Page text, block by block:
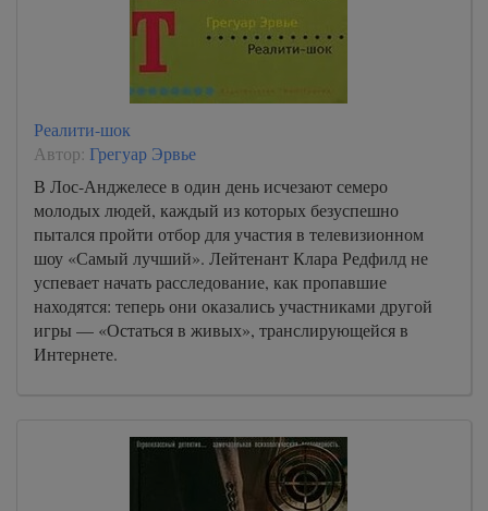
Реалити-шок
Автор: Грегуар Эрвье
В Лос-Анджелесе в один день исчезают семеро
молодых людей, каждый из которых безуспешно
пытался пройти отбор для участия в телевизионном
шоу «Самый лучший». Лейтенант Клара Редфилд не
успевает начать расследование, как пропавшие
находятся: теперь они оказались участниками другой
игры — «Остаться в живых», транслирующейся в
Интернете.